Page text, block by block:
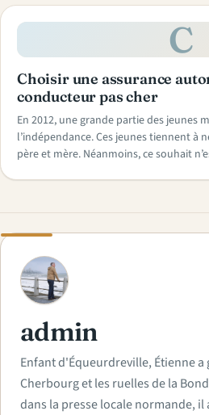
C
Choisir une assurance
conducteur pas cher
En 2012, une grande partie des jeunes
l’indépendance. Ces jeunes tiennent à
père et mère. Néanmoins, ce souhait
A
admin
Enfant d'Équeurdreville, Étienne
Cherbourg et les ruelles de la
dans la presse locale normande, il